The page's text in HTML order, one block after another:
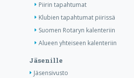
Piirin tapahtumat
Klubien tapahtumat piirissä
Suomen Rotaryn kalenteriin
Alueen yhteiseen kalenteriin
Jäsenille
Jäsensivusto